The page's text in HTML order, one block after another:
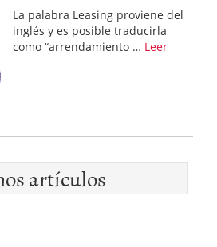
La palabra Leasing proviene del
inglés y es posible traducirla
como “arrendamiento … Leer
artículos